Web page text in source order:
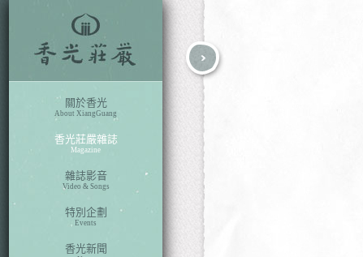
關於香光
About XiangGuang
香光莊嚴雜誌
Magazine
雜誌影音
Video & Songs
特別企劃
Events
香光新聞